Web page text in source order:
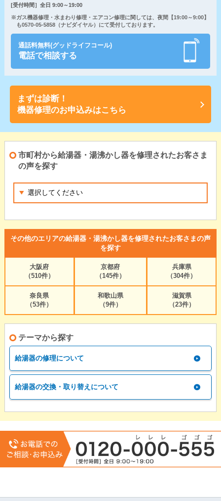
[受付時間］全日 9:00～19:00
※ガス機器修理・水まわり修理・エアコン修理に関しては、夜間【19:00～9:00】
も0570-05-5858（ナビダイヤル）にて受付しております。
通話料無料(グッドライフコール)
電話で相談する
まずは診断！
機器修理のお申込みはこちら
市町村から給湯器・湯沸かし器を修理されたお客さま
の声を探す
その他のエリアの給湯器・湯沸かし器を修理されたお客さまの声
を探す
大阪府
（510件）
京都府
（145件）
兵庫県
（304件）
奈良県
（53件）
和歌山県
（9件）
滋賀県
（23件）
テーマから探す
給湯器の修理について
給湯器の交換・取り替えについて